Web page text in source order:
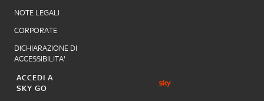
NOTE LEGALI
CORPORATE
DICHIARAZIONE DI
ACCESSIBILITA'
ACCEDI A
SKY GO